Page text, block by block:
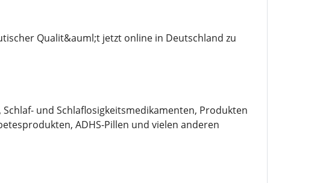
Qualit&auml;t jetzt online in Deutschland zu
und Schlaflosigkeitsmedikamenten, Produkten
ADHS-Pillen und vielen anderen